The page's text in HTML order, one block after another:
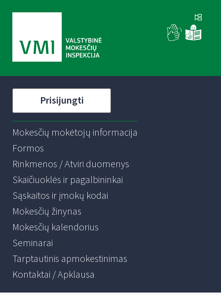
Prisijungti
Mokesčių mokėtojų informacija
Formos
Rinkmenos / Atviri duomenys
Skaičiuoklės ir pagalbininkai
Sąskaitos ir įmokų kodai
Mokesčių žinynas
Mokesčių kalendorius
Seminarai
Tarptautinis apmokestinimas
Kontaktai / Apklausa